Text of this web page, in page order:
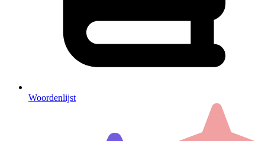
Woordenlijst